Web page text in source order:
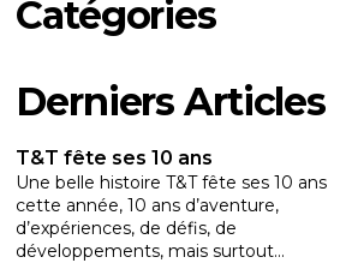
Catégories
Derniers Articles
T&T fête ses 10 ans
Une belle histoire T&T fête ses 10 ans
cette année, 10 ans d’aventure,
d’expériences, de défis, de
développements, mais surtout...